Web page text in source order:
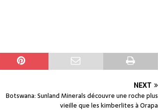
NEXT
Botswana: Sunland Minerals découvre une roche plus
vieille que les kimberlites à Orapa